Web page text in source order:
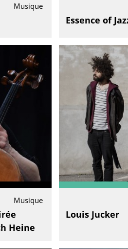
Musique
Essence of
Musique
Heine
Louis Jucker